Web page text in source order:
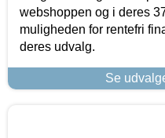
webshoppen og i deres
muligheden for rentefri
deres udvalg.
Se